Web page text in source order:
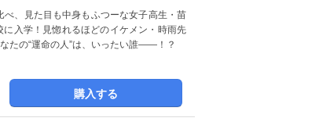
入学！見惚れるほどのイケメン・時雨先
たの“運命の人”は、いったい誰――！？
購入する